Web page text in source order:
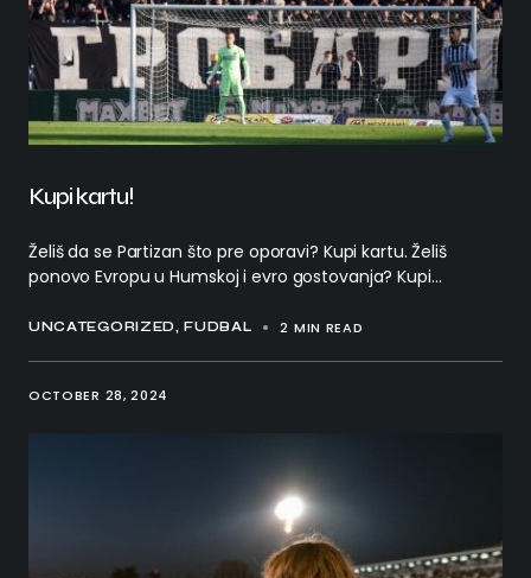
UNCATEGORIZED FUDBAL 2 MIN READ
Kupi kartu!
Želiš da se Partizan što pre oporavi? Kupi kartu. Želiš
ponovo Evropu u Humskoj i evro gostovanja? Kupi…
OCTOBER 28, 2024